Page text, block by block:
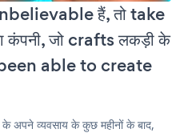
हैं, तो take
कंपनी, जो crafts लकड़ी के
been able to create
अपने व्यवसाय के कुछ महीनों के बाद,